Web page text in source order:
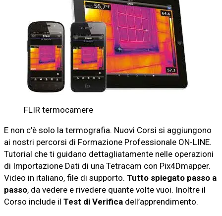
FLIR termocamere
E non c’è solo la termografia. Nuovi Corsi si aggiungono
ai nostri percorsi di Formazione Professionale ON-LINE.
Tutorial che ti guidano dettagliatamente nelle operazioni
di Importazione Dati di una Tetracam con Pix4Dmapper.
Video in italiano, file di supporto. Tutto spiegato passo a
passo, da vedere e rivedere quante volte vuoi. Inoltre il
Corso include il Test di Verifica dell’apprendimento.